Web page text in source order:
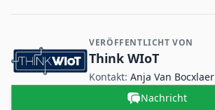
Kontakt- und Firmeninformationen
VERÖFFENTLICHT VON
Think WIoT
Kontakt:Anja Van Bocxlaer
Nachricht